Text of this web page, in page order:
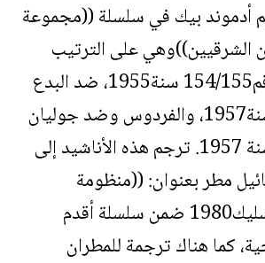
أدموند بيك في سلسلة ((مجموعة
الشرقيين))وهي على الترتيب
التالي: الإيمان رقم154/155 سنة1955، ضد البدع
رقم 169/170 سنة1957، والفردوس وضد جوليان
رقم 174/175 سنة 1957. ترجم هذه الأناشيد إلى
مطر بعنوان: ((منظومة
الفردوس ))، الكسليك1980 ضمن سلسلة أقدم
كما هناك ترجمة للمطران